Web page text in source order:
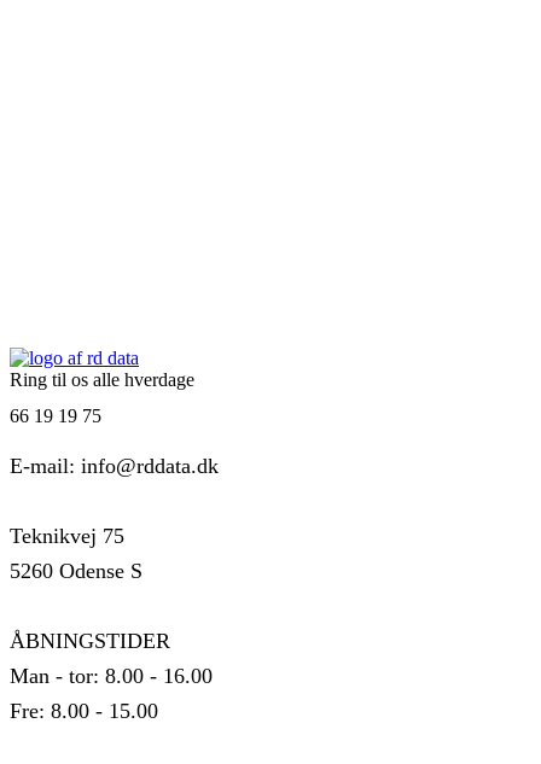
Ring til os alle hverdage
66 19 19 75
E-mail: info@rddata.dk
Teknikvej 75
5260 Odense S
ÅBNINGSTIDER
Man - tor: 8.00 - 16.00
Fre: 8.00 - 15.00